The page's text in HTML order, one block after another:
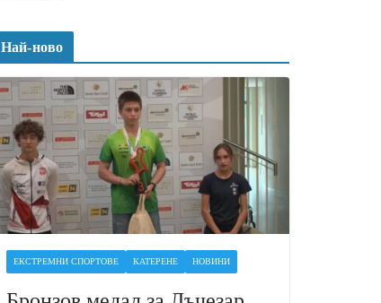
Най-ново
ЕКСТРЕМНИ СПОРТОВЕ КАТЕРЕНЕ НОВИНИ